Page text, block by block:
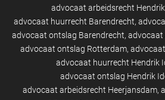
advocaat arbeidsrecht
advocaat huurrecht Barendrecht
advocaat ontslag Barendrecht advocaat
advocaat ontslag Rotterdam
advocaat huurrecht Hendrik
advocaat ontslag Hendrik
advocaat arbeidsrecht Heerjansdam